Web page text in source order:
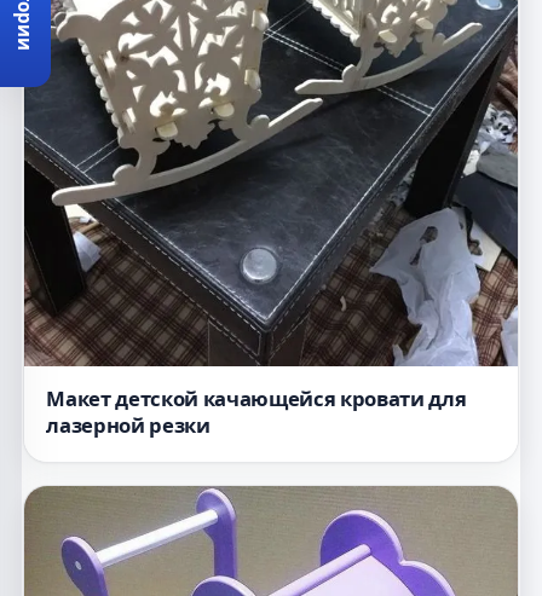
Макет детской качающейся кровати для
лазерной резки